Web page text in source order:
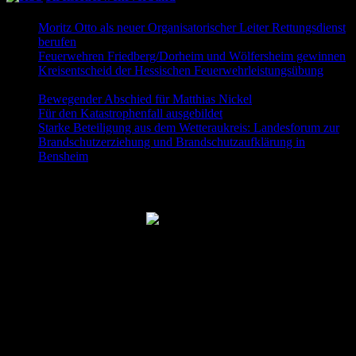
Moritz Otto als neuer Organisatorischer Leiter Rettungsdienst
berufen
Feuerwehren Friedberg/Dorheim und Wölfersheim gewinnen
Kreisentscheid der Hessischen Feuerwehrleistungsübung
Bewegender Abschied für Matthias Nickel
Für den Katastrophenfall ausgebildet
Starke Beteiligung aus dem Wetteraukreis: Landesforum zur
Brandschutzerziehung und Brandschutzaufklärung in
Bensheim